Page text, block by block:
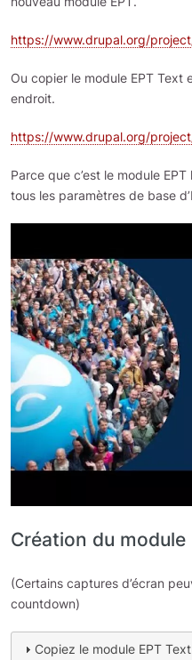
https://www.drupal.org/
Ou copier le module EPT Text
endroit.
https://www.drupal.org/
Parce que c’est le module
tous les paramètres de base
Création du
(Certains captures d’écran
countdown)
Copiez le module EPT